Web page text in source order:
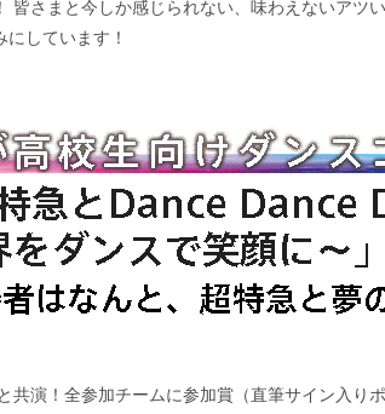
皆さまと今しか感じられない、味わえないアツ
しています！
共演！全参加チームに参加賞（直筆サイン入り